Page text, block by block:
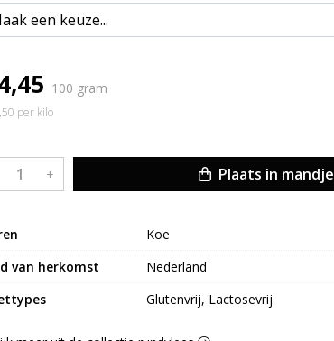
100 gram
per kilo
+ Plaats in mandje
Koe
van herkomst
Nederland
Glutenvrij, Lactosevrij